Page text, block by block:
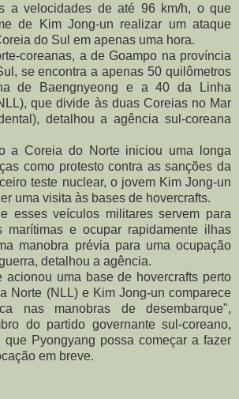
a velocidades de até 96 km/h, o que
de Kim Jong-un realizar um ataque
do Sul em apenas uma hora.
coreanas, a de Goampo na província
se encontra a apenas 50 quilômetros
de Baengnyeong e a 40 da Linha
que divide às duas Coreias no Mar
detalhou a agência sul-coreana
a Coreia do Norte iniciou uma longa
como protesto contra as sanções da
teste nuclear, o jovem Kim Jong-un
uma visita às bases de hovercrafts.
esses veículos militares servem para
marítimas e ocupar rapidamente ilhas
manobra prévia para uma ocupação
detalhou a agência.
acionou uma base de hovercrafts perto
Norte (NLL) e Kim Jong-un comparece
nas manobras de desembarque",
do partido governante sul-coreano,
que Pyongyang possa começar a fazer
em breve.